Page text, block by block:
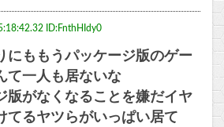
ID:FnthHIdy0
にももうパッケージ版のゲー
て一人も居ないな
版がなくなることを嫌だイヤ
てるヤツらがいっぱい居て